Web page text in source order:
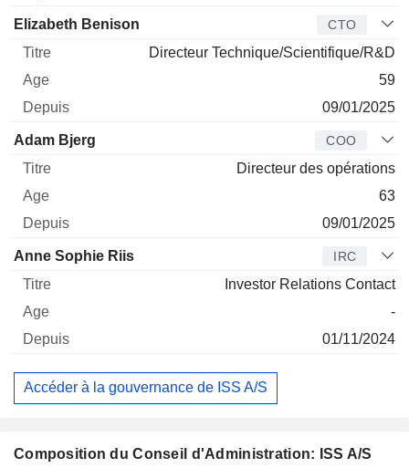
Elizabeth Benison CTO
Directeur Technique/Scientifique/R&D
59
09/01/2025
Adam Bjerg COO
Directeur des opérations
63
09/01/2025
Anne Sophie Riis IRC
Investor Relations Contact
-
01/11/2024
Accéder à la gouvernance de ISS A/S
Composition du Conseil d'Administration: ISS A/S